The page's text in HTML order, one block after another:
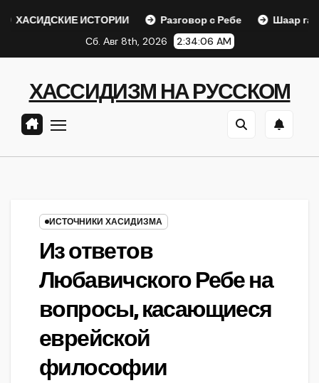
ИСТОРИИ Разговор с Ребе
Шаар гайихуд гл. 1
Сб. Авг 8th, 2026
2:34:07 AM
ХАССИДИЗМ НА РУССКОМ
ИСТОЧНИКИ ХАСИДИЗМА
Из ответов
Любавичского Ребе на
вопросы, касающиеся
еврейской
философии